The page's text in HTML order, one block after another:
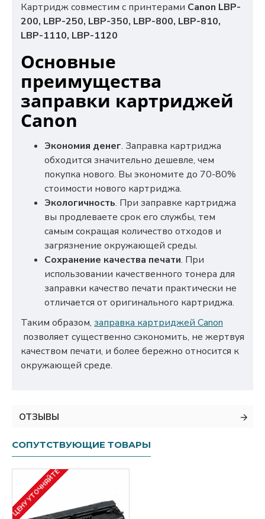
Картридж совместим с принтерами Canon LBP-
200, LBP-250, LBP-350, LBP-800, LBP-810,
LBP-1110, LBP-1120
Основные
преимущества
заправки картриджей
Canon
Экономия денег. Заправка картриджа
обходится значительно дешевле, чем
покупка нового. Вы экономите до 70-80%
стоимости нового картриджа.
Экологичность. При заправке картриджа
вы продлеваете срок его службы, тем
самым сокращая количество отходов и
загрязнение окружающей среды.
Сохранение качества печати. При
использовании качественного тонера для
заправки качество печати практически не
отличается от оригинального картриджа.
Таким образом, заправка картриджей Canon
позволяет существенно сэкономить, не жертвуя
качеством печати, и более бережно относится к
окружающей среде.
ОТЗЫВЫ
СОПУТСТВУЮЩИЕ ТОВАРЫ
ЦЕНУ УТОЧНЯЙТЕ